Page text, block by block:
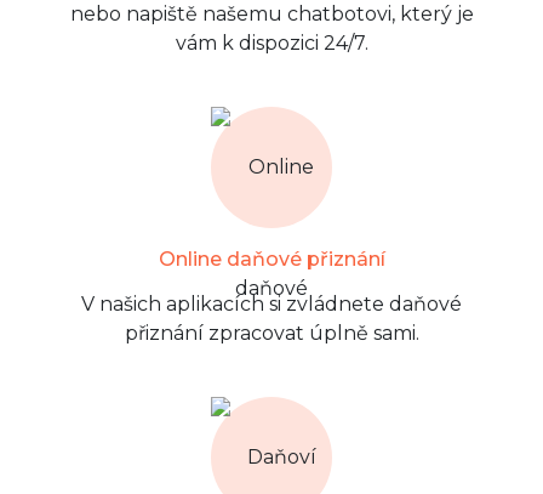
nebo napiště našemu chatbotovi, který je
vám k dispozici 24/7.
Online daňové přiznání
V našich aplikacích si zvládnete daňové
přiznání zpracovat úplně sami.